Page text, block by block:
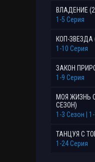
ВЛАДЕНИЕ
1-5 Серия
КОП-ЗВЕЗДА
1-10 Серия
ЗАКОН
1-9 Серия
МОЯ ЖИЗНЬ
СЕЗОН)
1-3 Сезон |
ТАНЦУЯ С
1-24 Серия